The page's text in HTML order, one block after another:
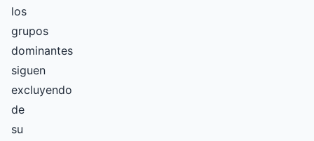
los
grupos
dominantes
siguen
excluyendo
de
su